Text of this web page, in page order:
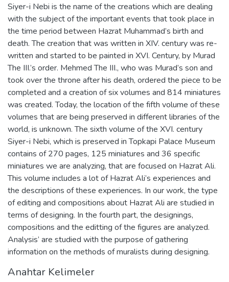
Siyer-i Nebi is the name of the creations which are dealing
with the subject of the important events that took place in
the time period between Hazrat Muhammad’s birth and
death. The creation that was written in XIV. century was re-
written and started to be painted in XVI. Century, by Murad
The III.’s order. Mehmed The III., who was Murad’s son and
took over the throne after his death, ordered the piece to be
completed and a creation of six volumes and 814 miniatures
was created. Today, the location of the fifth volume of these
volumes that are being preserved in different libraries of the
world, is unknown. The sixth volume of the XVI. century
Siyer-i Nebi, which is preserved in Topkapi Palace Museum
contains of 270 pages, 125 miniatures and 36 specific
miniatures we are analyzing, that are focused on Hazrat Ali.
This volume includes a lot of Hazrat Ali’s experiences and
the descriptions of these experiences. In our work, the type
of editing and compositions about Hazrat Ali are studied in
terms of designing. In the fourth part, the designings,
compositions and the editting of the figures are analyzed.
Analysis’ are studied with the purpose of gathering
information on the methods of muralists during designing.
Anahtar Kelimeler